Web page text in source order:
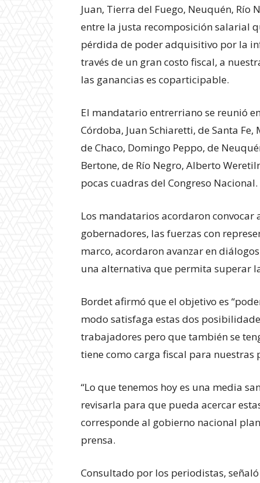
Juan, Tierra del Fuego, Neuquén, Río
entre la justa recomposición salarial
pérdida de poder adquisitivo por la
través de un gran costo fiscal, a
las ganancias es coparticipable.
El mandatario entrerriano se reunió
Córdoba, Juan Schiaretti, de Santa
de Chaco, Domingo Peppo, de
Bertone, de Río Negro, Alberto
pocas cuadras del Congreso Nacional.
Los mandatarios acordaron convocar
gobernadores, las fuerzas con
marco, acordaron avanzar en
una alternativa que permita superar
Bordet afirmó que el objetivo es
modo satisfaga estas dos
trabajadores pero que también se
tiene como carga fiscal para nuestras
“Lo que tenemos hoy es una media
revisarla para que pueda acercar
corresponde al gobierno nacional
prensa.
Consultado por los periodistas,